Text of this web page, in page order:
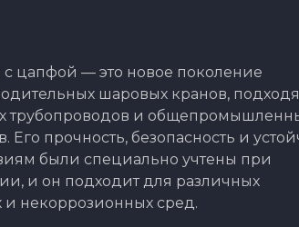
цапфой — это новое поколение
шаровых кранов,
трубопроводов и
Его прочность, безопасность и
были специально учтены при
и он подходит для различных
и некоррозионных сред.